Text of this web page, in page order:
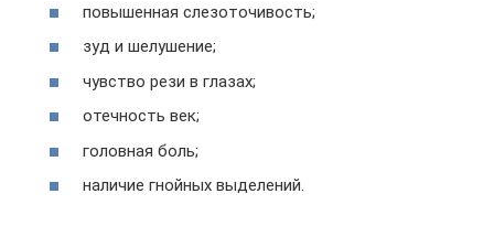
повышенная слезоточивость;
зуд и шелушение;
чувство рези в глазах;
отечность век;
головная боль;
наличие гнойных выделений.